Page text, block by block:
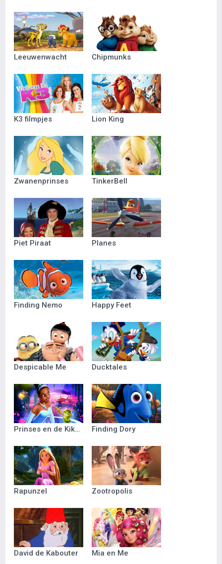
Leeuwenwacht Chipmunks
K3 filmpjes Lion King
Zwanenprinses TinkerBell
Piet Piraat Planes
Finding Nemo Happy Feet
Despicable Me Ducktales
Prinses en de Kikker Finding Dory
Rapunzel Zootropolis
David de Kabouter Mia en Me